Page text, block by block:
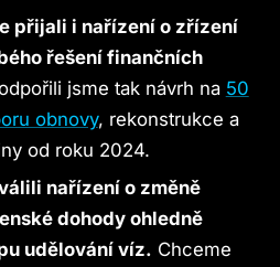
přijali i nařízení o zřízení
řešení finančních
jsme tak návrh na 50
obnovy, rekonstrukce a
od roku 2024.​​​​​​​
nařízení o změně
dohody ohledně
udělování víz. Chceme